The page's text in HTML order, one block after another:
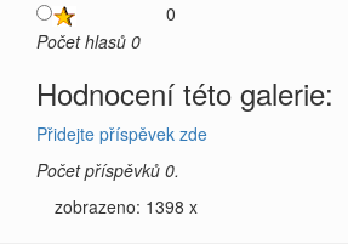
0
Počet hlasů 0
Hodnocení této galerie:
Přidejte příspěvek zde
Počet příspěvků 0.
zobrazeno: 1398 x